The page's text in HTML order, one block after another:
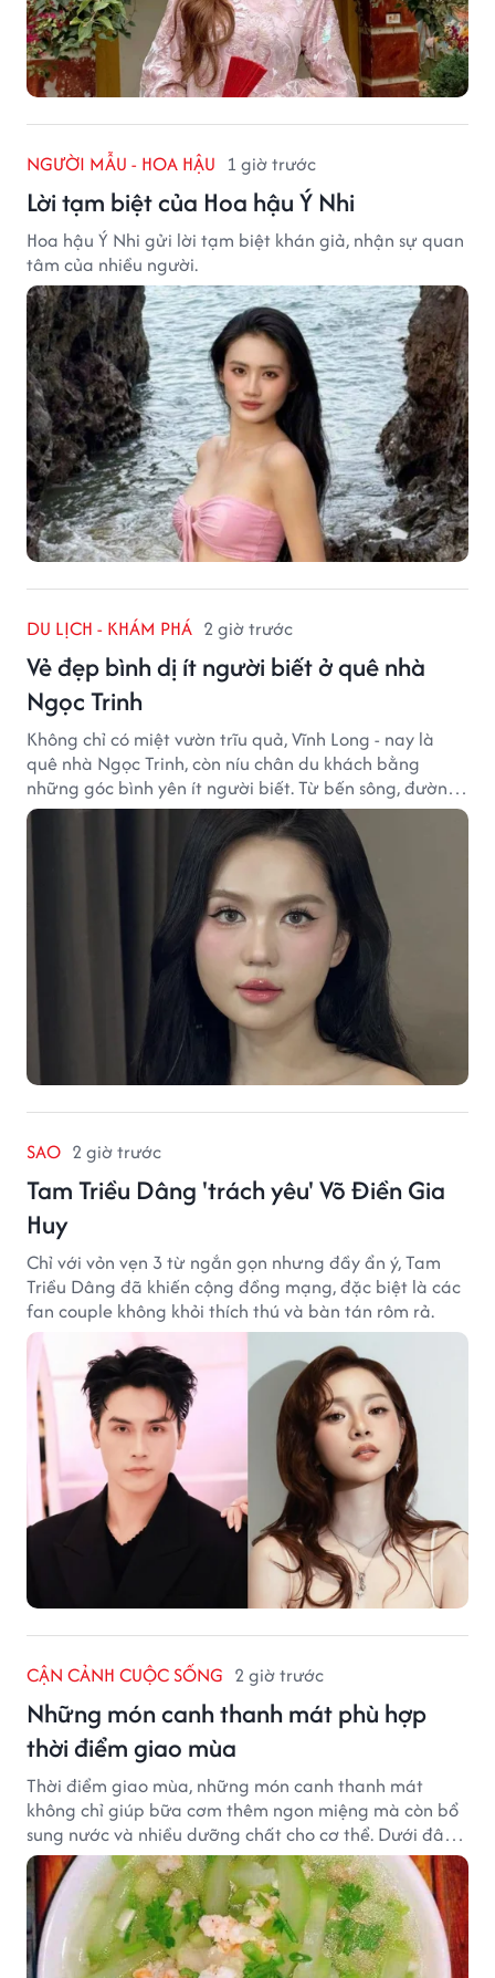
NGƯỜI MẪU - HOA HẬU 1 giờ trước
Lời tạm biệt của Hoa hậu Ý Nhi
Hoa hậu Ý Nhi gửi lời tạm biệt khán giả, nhận sự quan
tâm của nhiều người.
DU LỊCH - KHÁM PHÁ 2 giờ trước
Vẻ đẹp bình dị ít người biết ở quê nhà
Ngọc Trinh
Không chỉ có miệt vườn trĩu quả, Vĩnh Long - nay là
quê nhà Ngọc Trinh, còn níu chân du khách bằng
những góc bình yên ít người biết. Từ bến sông, đường
quê đến nhịp sống chậm rãi, tất cả tạo nên sức hút rất
riêng của vùng đất miền Tây.
SAO 2 giờ trước
Tam Triều Dâng 'trách yêu' Võ Điền Gia
Huy
Chỉ với vỏn vẹn 3 từ ngắn gọn nhưng đầy ẩn ý, Tam
Triều Dâng đã khiến cộng đồng mạng, đặc biệt là các
fan couple không khỏi thích thú và bàn tán rôm rả.
CẬN CẢNH CUỘC SỐNG 2 giờ trước
Những món canh thanh mát phù hợp
thời điểm giao mùa
Thời điểm giao mùa, những món canh thanh mát
không chỉ giúp bữa cơm thêm ngon miệng mà còn bổ
sung nước và nhiều dưỡng chất cho cơ thể. Dưới đây
là một số món canh đơn giản, dễ nấu, phù hợp cho cả
gia đình.